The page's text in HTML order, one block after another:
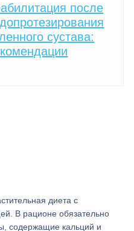
после
сустава:
диета с
В рационе обязательно
содержащие кальций и